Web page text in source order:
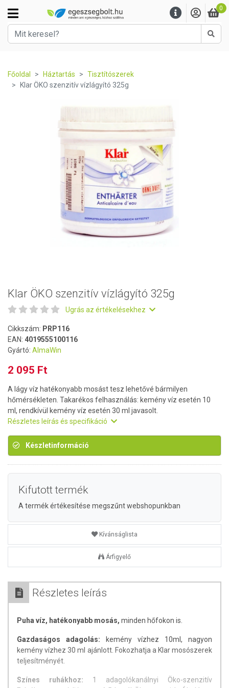
0
Főoldal Háztartás
Tisztítószerek
Klar ÖKO szenzitív vízlágyító 325g
Klar ÖKO szenzitív vízlágyító 325g
Ugrás az értékelésekhez
Cikkszám: PRP116
EAN: 4019555100116
Gyártó: AlmaWin
2 095 Ft
A lágy víz hatékonyabb mosást tesz lehetővé bármilyen
hőmérsékleten. Takarékos felhasználás: kemény víz esetén 10
ml, rendkívül kemény víz esetén 30 ml javasolt.
Részletes leírás és specifikáció
Készletinformáció
Kifutott termék
A termék értékesítése megszűnt webshopunkban
Kívánságlista
Árfigyelő
Részletes leírás
Puha víz, hatékonyabb mosás, minden hőfokon is.
Gazdaságos adagolás: kemény vízhez 10ml, nagyon
kemény vízhez 30 ml ajánlott. Fokozhatja a Klar mosószerek
teljesítményét.
Színes ruhákhoz: 1 adagolókanálnyi Öko-szenzitív